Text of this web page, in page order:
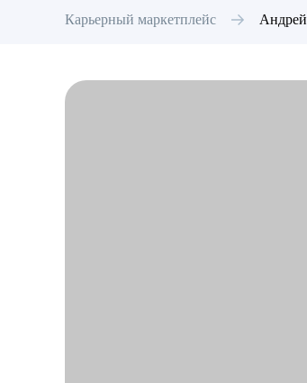
Карьерный маркетплейс Андрей